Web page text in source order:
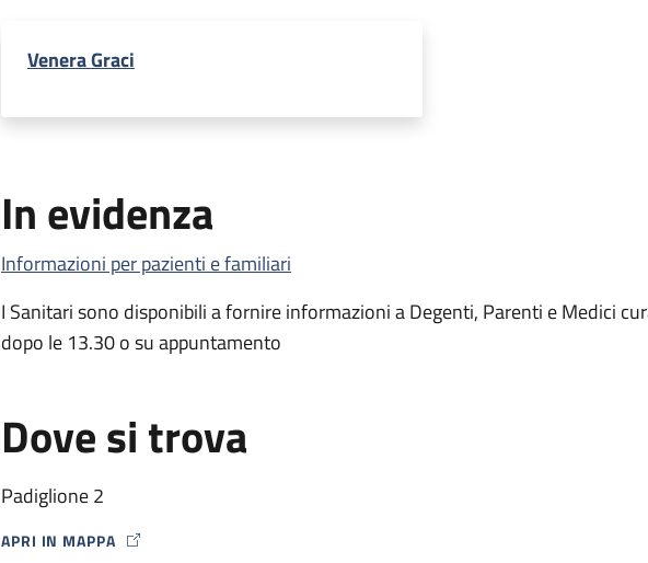
Venera Graci
In evidenza
Informazioni per pazienti e familiari
I Sanitari sono disponibili a fornire informazioni a Degenti, Parenti e Medici
dopo le 13.30 o su appuntamento
Dove si trova
Padiglione 2
APRI IN MAPPA
MAP ICON